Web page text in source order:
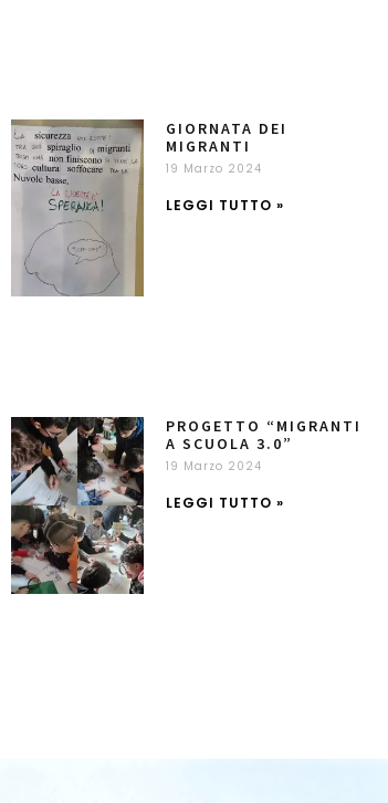
GIORNATA DEI
MIGRANTI
19 Marzo 2024
LEGGI TUTTO »
PROGETTO “MIGRANTI
A SCUOLA 3.0”
19 Marzo 2024
LEGGI TUTTO »